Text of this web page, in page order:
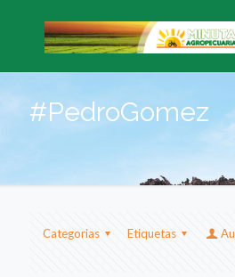
#PedroGomez
Categorias Etiquetas